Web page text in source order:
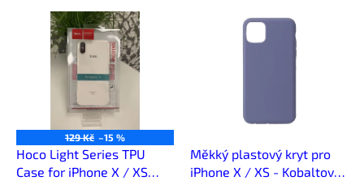
129 Kč –15 %
Hoco Light Series TPU
Case for iPhone X / XS
Měkký plastový kryt pro
iPhone X / XS - Kobaltová